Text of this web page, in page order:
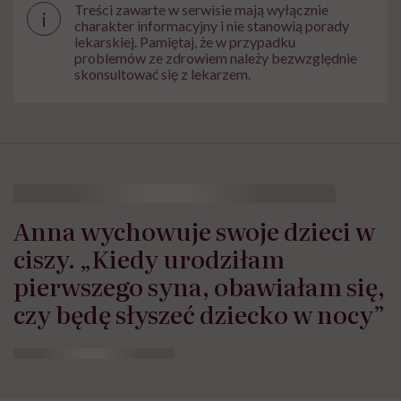
i
Treści zawarte w serwisie mają wyłącznie
charakter informacyjny i nie stanowią porady
lekarskiej. Pamiętaj, że w przypadku
problemów ze zdrowiem należy bezwzględnie
skonsultować się z lekarzem.
Anna wychowuje swoje dzieci w
ciszy. „Kiedy urodziłam
pierwszego syna, obawiałam się,
czy będę słyszeć dziecko w nocy”